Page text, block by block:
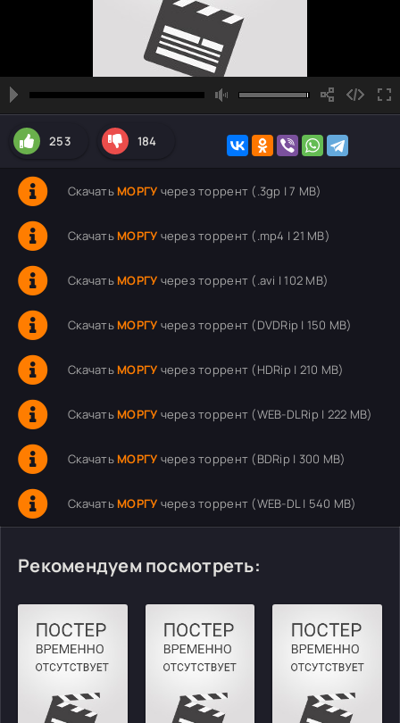
253 184
Скачать МОРГУ через торрент (.3gp | 7 MB)
Скачать МОРГУ через торрент (.mp4 | 21 MB)
Скачать МОРГУ через торрент (.avi | 102 MB)
Скачать МОРГУ через торрент (DVDRip | 150 MB)
Скачать МОРГУ через торрент (HDRip | 210 MB)
Скачать МОРГУ через торрент (WEB-DLRip | 222 MB)
Скачать МОРГУ через торрент (BDRip | 300 MB)
Скачать МОРГУ через торрент (WEB-DL | 540 MB)
Рекомендуем посмотреть: